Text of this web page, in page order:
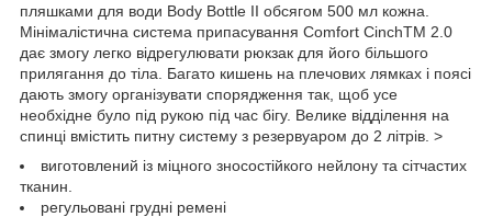
пляшками для води Body Bottle II обсягом 500 мл кожна.
Мінімалістична система припасування Comfort CinchTM 2.0
дає змогу легко відрегулювати рюкзак для його більшого
прилягання до тіла. Багато кишень на плечових лямках і поясі
дають змогу організувати спорядження так, щоб усе
необхідне було під рукою під час бігу. Велике відділення на
спинці вмістить питну систему з резервуаром до 2 літрів. >
виготовлений із міцного зносостійкого нейлону та сітчастих
тканин.
регульовані грудні ремені